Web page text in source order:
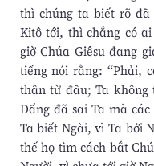
thì chúng ta biết rõ
Kitô tới, thì chẳng có
giờ Chúa Giêsu đang
tiếng nói rằng: “Phải,
thân từ đâu; Ta
Ðấng đã sai Ta mà
Ta biết Ngài, vì Ta bởi
thế họ tìm cách bắt